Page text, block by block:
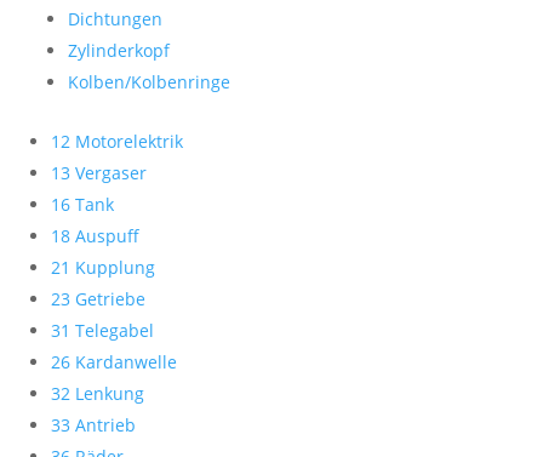
Dichtungen
Zylinderkopf
Kolben/Kolbenringe
12 Motorelektrik
13 Vergaser
16 Tank
18 Auspuff
21 Kupplung
23 Getriebe
31 Telegabel
26 Kardanwelle
32 Lenkung
33 Antrieb